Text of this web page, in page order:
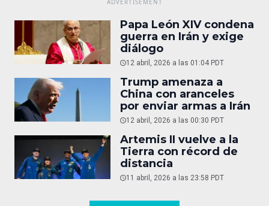
Papa León XIV condena
guerra en Irán y exige
diálogo
12 abril, 2026 a las 01:04 PDT
Trump amenaza a
China con aranceles
por enviar armas a Irán
12 abril, 2026 a las 00:30 PDT
Artemis II vuelve a la
Tierra con récord de
distancia
11 abril, 2026 a las 23:58 PDT